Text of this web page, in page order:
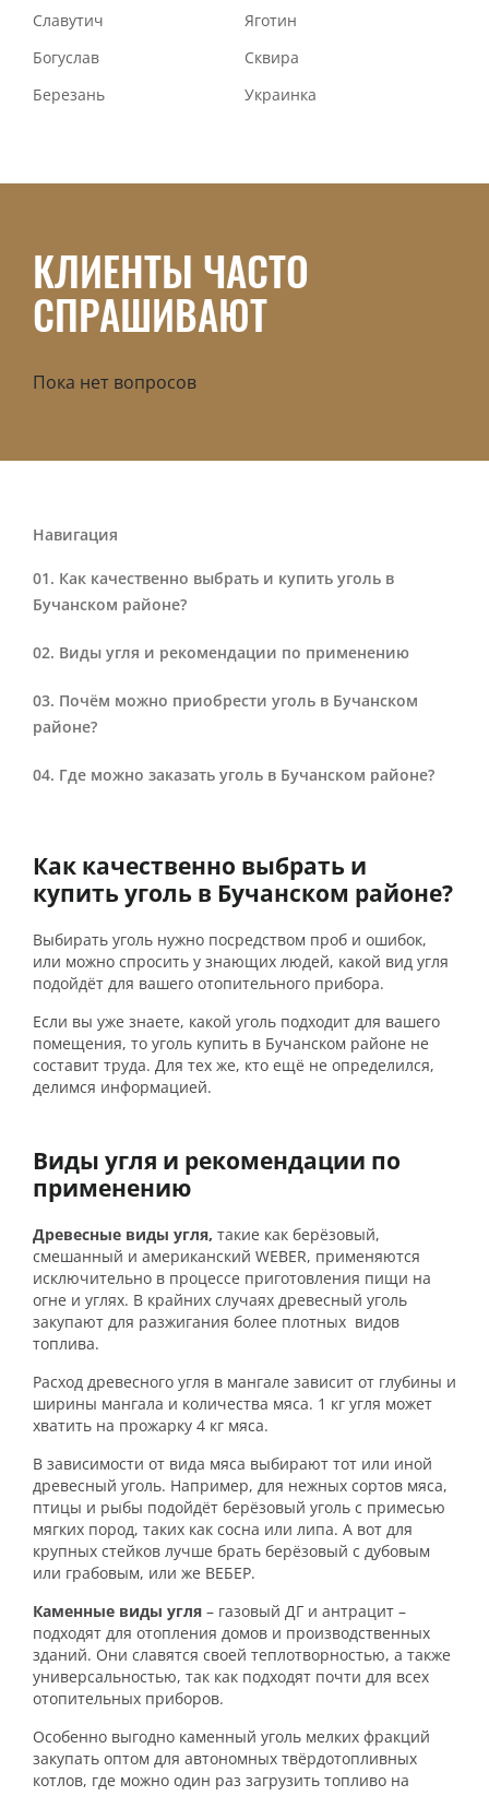
Славутич
Яготин
Богуслав
Сквира
Березань
Украинка
КЛИЕНТЫ ЧАСТО
СПРАШИВАЮТ
Пока нет вопросов
Навигация
Как качественно выбрать и купить уголь в
Бучанском районе?
Виды угля и рекомендации по применению
Почём можно приобрести уголь в Бучанском
районе?
Где можно заказать уголь в Бучанском районе?
Как качественно выбрать и
купить уголь в Бучанском районе?
Выбирать уголь нужно посредством проб и ошибок,
или можно спросить у знающих людей, какой вид угля
подойдёт для вашего отопительного прибора.
Если вы уже знаете, какой уголь подходит для вашего
помещения, то уголь купить в Бучанском районе не
составит труда. Для тех же, кто ещё не определился,
делимся информацией.
Виды угля и рекомендации по
применению
Древесные виды угля, такие как берёзовый,
смешанный и американский WEBER, применяются
исключительно в процессе приготовления пищи на
огне и углях. В крайних случаях древесный уголь
закупают для разжигания более плотных видов
топлива.
Расход древесного угля в мангале зависит от глубины и
ширины мангала и количества мяса. 1 кг угля может
хватить на прожарку 4 кг мяса.
В зависимости от вида мяса выбирают тот или иной
древесный уголь. Например, для нежных сортов мяса,
птицы и рыбы подойдёт берёзовый уголь с примесью
мягких пород, таких как сосна или липа. А вот для
крупных стейков лучше брать берёзовый с дубовым
или грабовым, или же ВЕБЕР.
Каменные виды угля – газовый ДГ и антрацит –
подходят для отопления домов и производственных
зданий. Они славятся своей теплотворностью, а также
универсальностью, так как подходят почти для всех
отопительных приборов.
Особенно выгодно каменный уголь мелких фракций
закупать оптом для автономных твёрдотопливных
котлов, где можно один раз загрузить топливо на